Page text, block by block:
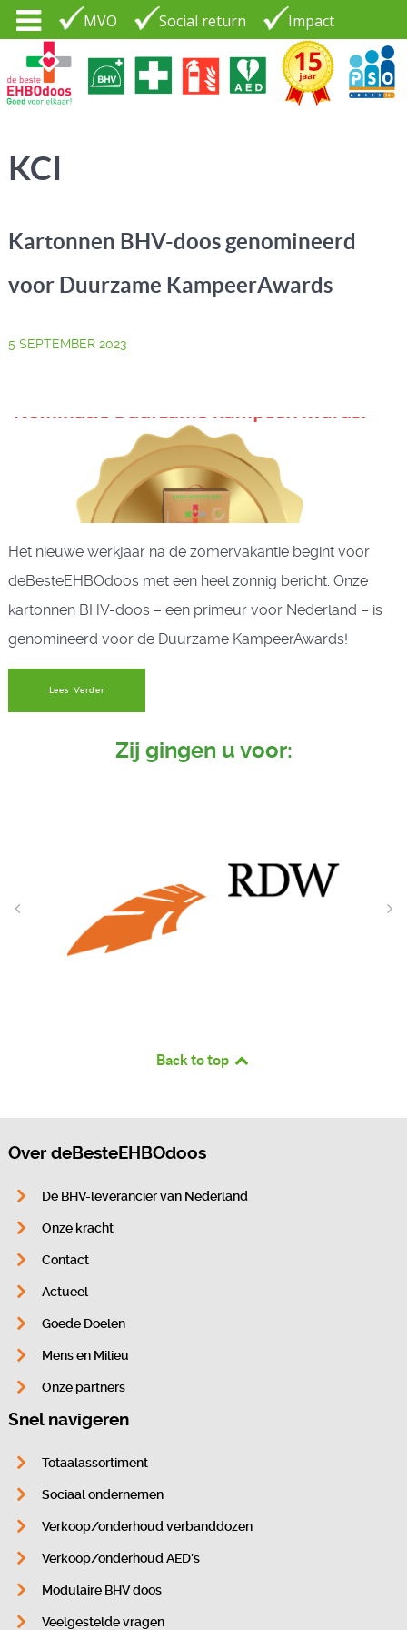
MVO Social return Impact
PSO30+
Tel. 035 - 7370265
KCI
Kartonnen BHV-doos genomineerd
voor Duurzame KampeerAwards
5 SEPTEMBER 2023
Het nieuwe werkjaar na de zomervakantie begint voor
deBesteEHBOdoos met een heel zonnig bericht. Onze
kartonnen BHV-doos – een primeur voor Nederland – is
genomineerd voor de Duurzame KampeerAwards!
Lees Verder
Zij gingen u voor:
Back to top
Over deBesteEHBOdoos
Dé BHV-leverancier van Nederland
Onze kracht
Contact
Actueel
Goede Doelen
Mens en Milieu
Onze partners
Snel navigeren
Totaalassortiment
Sociaal ondernemen
Verkoop/onderhoud verbanddozen
Verkoop/onderhoud AED’s
Modulaire BHV doos
Veelgestelde vragen